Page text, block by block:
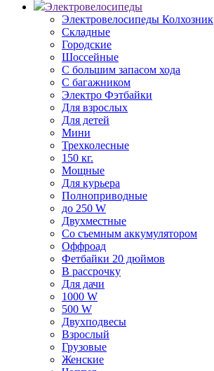
Электровелосипеды
Электровелосипеды Колхозник
Складные
Городские
Шоссейные
С большим запасом хода
С багажником
Электро Фэтбайки
Для взрослых
Для детей
Мини
Трехколесные
150 кг.
Мощные
Для курьера
Полноприводные
до 250 W
Двухместные
Со съемным аккумулятором
Оффроад
Фетбайки 20 дюймов
В рассрочку
Для дачи
1000 W
500 W
Двухподвесы
Взрослый
Грузовые
Женские